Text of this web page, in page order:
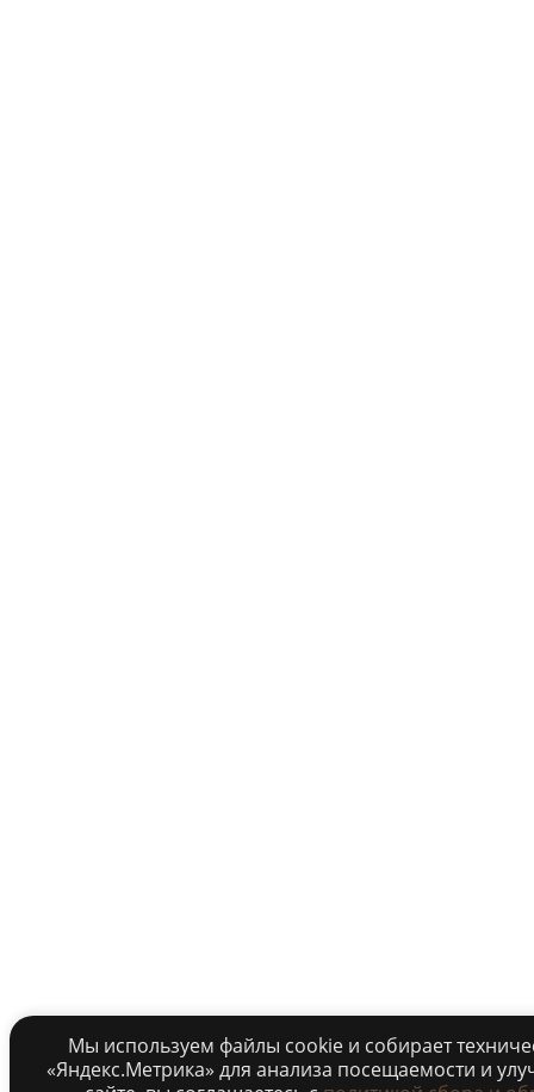
Мы используем файлы cookie и собирает
«Яндекс.Метрика» для анализа посещаемости и